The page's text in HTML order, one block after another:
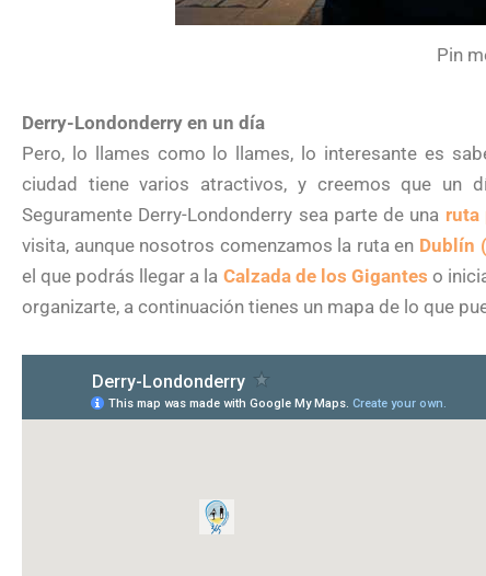
Pin
Derry-Londonderry en un día
Pero, lo llames como lo llames, lo interesante es
ciudad tiene varios atractivos, y creemos que un
Seguramente Derry-Londonderry sea parte de una ruta
visita, aunque nosotros comenzamos la ruta en Dublín
el que podrás llegar a la Calzada de los Gigantes o
organizarte, a continuación tienes un mapa de lo que